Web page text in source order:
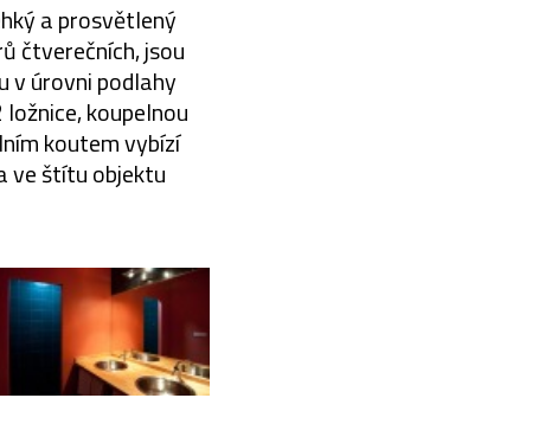
a prosvětlený
čtverečních, jsou
v úrovni podlahy
koupelnou
koutem vybízí
ve štítu objektu